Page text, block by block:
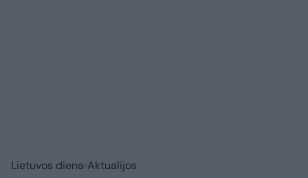
Lietuvos diena Aktualijos